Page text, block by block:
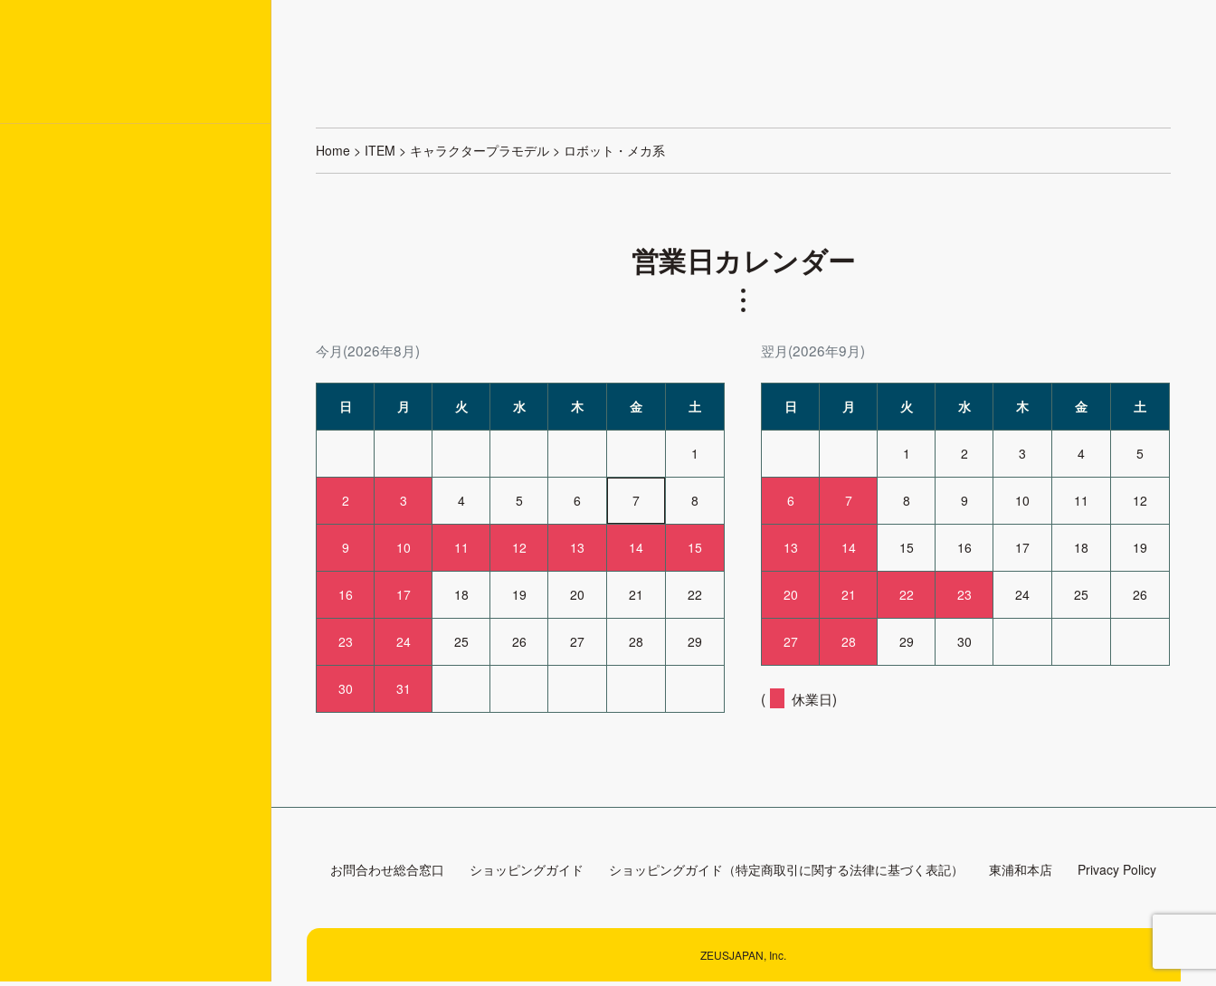
Home > ITEM > キャラクタープラモデル > ロボット・メカ系
営業日カレンダー
今月(2026年8月)
日 月 火 水 木 金 土
1
2 3 4 5 6 7 8
9 10 11 12 13 14 15
16 17 18 19 20 21 22
23 24 25 26 27 28 29
30 31
翌月(2026年9月)
日 月 火 水 木 金 土
1 2 3 4 5
6 7 8 9 10 11 12
13 14 15 16 17 18 19
20 21 22 23 24 25 26
27 28 29 30
( 休業日)
お問合わせ総合窓口 ショッピングガイド ショッピングガイド（特定商取引に関する法律に基づく表記） 東浦和本店 Privacy Policy
ZEUSJAPAN, Inc.